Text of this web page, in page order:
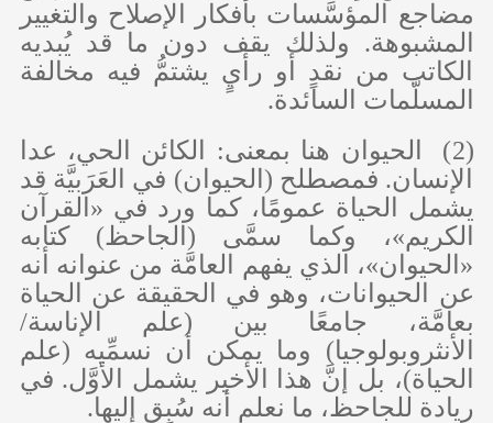
مضاجع المؤسَّسات بأفكار الإصلاح والتغيير
المشبوهة. ولذلك يقف دون ما قد يُبديه
الكاتب من نقدٍ أو رأيٍ يشتمُّ فيه مخالفة
المسلَّمات السائدة.
(2) الحيوان هنا بمعنى: الكائن الحي، عدا
الإنسان. فمصطلح (الحيوان) في العَرَبيَّة قد
يشمل الحياة عمومًا، كما ورد في «القرآن
الكريم»، وكما سمَّى (الجاحظ) كتابه
«الحيوان»، الذي يفهم العامَّة من عنوانه أنه
عن الحيوانات، وهو في الحقيقة عن الحياة
بعامَّة، جامعًا بين (علم الإناسة/
الأنثروبولوجيا) وما يمكن أن نسمِّيه (علم
الحياة)، بل إنَّ هذا الأخير يشمل الأوَّل. في
ريادة للجاحظ، ما نعلم أنه سُبِق إليها.